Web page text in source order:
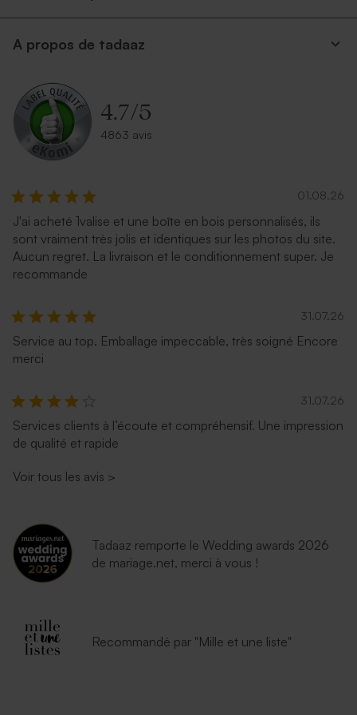
A propos de tadaaz
4.7/5
4863 avis
01.08.26
J'ai acheté 1valise et une boîte en bois personnalisés, ils
sont vraiment très jolis et identiques sur les photos du site.
Aucun regret. La livraison et le conditionnement super. Je
recommande
31.07.26
Service au top. Emballage impeccable, très soigné Encore
merci
31.07.26
Services clients à l’écoute et compréhensif. Une impression
de qualité et rapide
Voir tous les avis >
Tadaaz remporte le Wedding awards 2026
de mariage.net, merci à vous !
Recommandé par "Mille et une liste"